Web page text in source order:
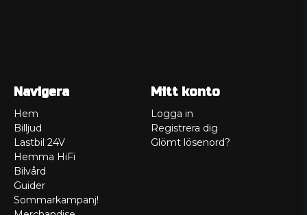
Navigera
Hem
Billjud
Lastbil 24V
Hemma HiFi
Bilvård
Guider
Sommarkampanj!
Mitt konto
Logga in
Registrera dig
Glömt lösenord?